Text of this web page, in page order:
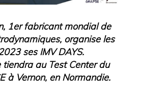
1er fabricant mondial de
organise les
ses IMV DAYS.
tiendra au Test Center du
à Vernon, en Normandie.